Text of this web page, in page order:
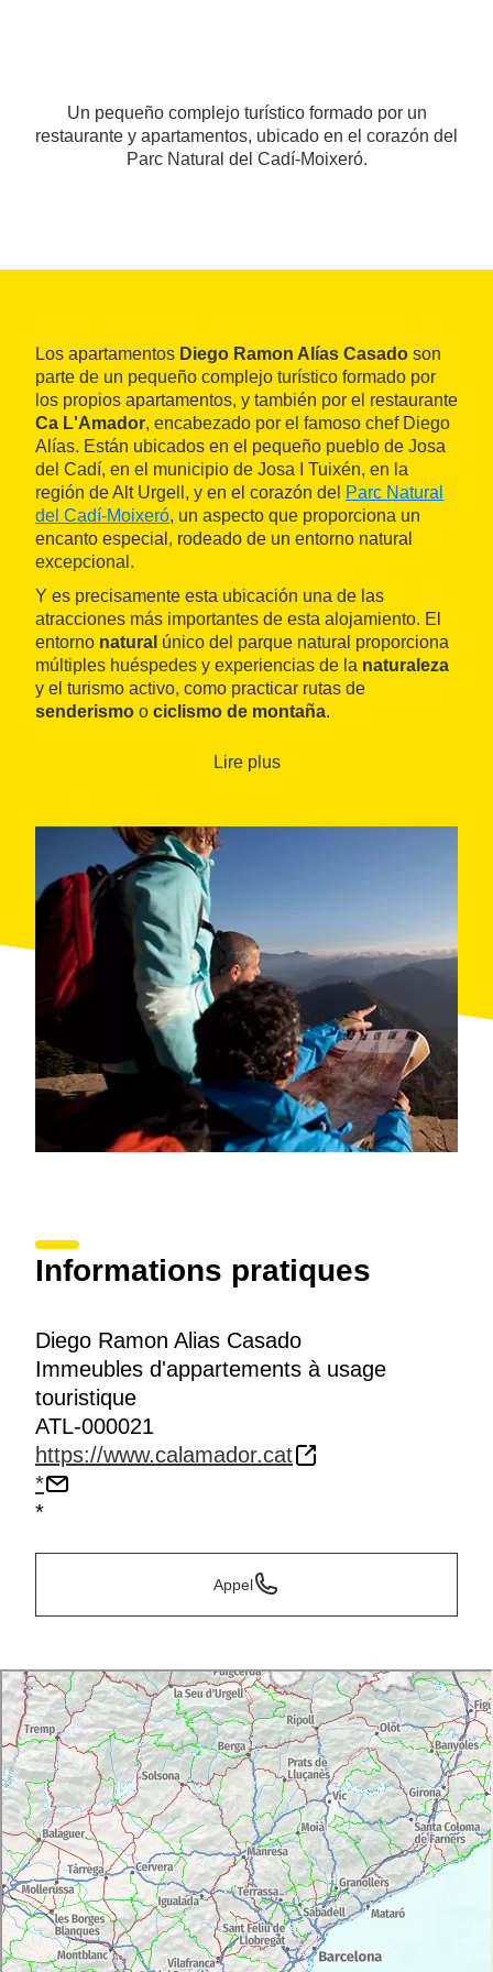
Un pequeño complejo turístico formado por un
restaurante y apartamentos, ubicado en el corazón del
Parc Natural del Cadí-Moixeró.
Los apartamentos Diego Ramon Alías Casado son
parte de un pequeño complejo turístico formado por
los propios apartamentos, y también por el restaurante
Ca L'Amador, encabezado por el famoso chef Diego
Alías. Están ubicados en el pequeño pueblo de Josa
del Cadí, en el municipio de Josa I Tuixén, en la
región de Alt Urgell, y en el corazón del Parc Natural
del Cadí-Moixeró, un aspecto que proporciona un
encanto especial, rodeado de un entorno natural
excepcional.
Y es precisamente esta ubicación una de las
atracciones más importantes de esta alojamiento. El
entorno natural único del parque natural proporciona
múltiples huéspedes y experiencias de la naturaleza
y el turismo activo, como practicar rutas de
senderismo o ciclismo de montaña.
Lire plus
Informations pratiques
Diego Ramon Alias Casado
Immeubles d'appartements à usage
touristique
ATL-000021
https://www.calamador.cat
*
*
Appel